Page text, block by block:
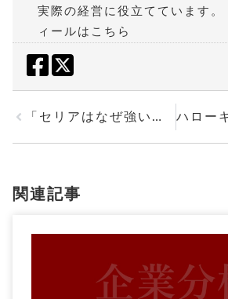
実際の経営に役立てています。
ィールはこちら
「セリアはなぜ強いのか どの企業も見習いたいパート社員・女性の活用」を投稿しました。
関連記事